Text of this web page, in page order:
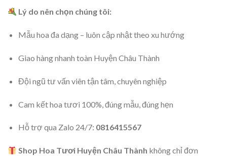
Lý do nên chọn chúng tôi:
Mẫu hoa đa dạng – luôn cập nhật theo xu hướng
Giao hàng nhanh toàn Huyện Châu Thành
Đội ngũ tư vấn viên tận tâm, chuyên nghiệp
Cam kết hoa tươi 100%, đúng mẫu, đúng hẹn
Hỗ trợ qua Zalo 24/7: 0816415567
Shop Hoa Tươi Huyện Châu Thành không chỉ đơn